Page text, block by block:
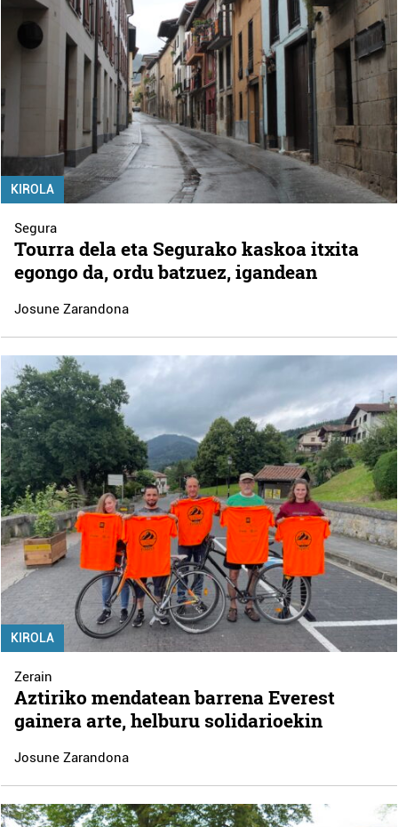
KIROLA
Segura
Tourra dela eta Segurako kaskoa itxita
egongo da, ordu batzuez, igandean
Josune Zarandona
KIROLA
Zerain
Aztiriko mendatean barrena Everest
gainera arte, helburu solidarioekin
Josune Zarandona